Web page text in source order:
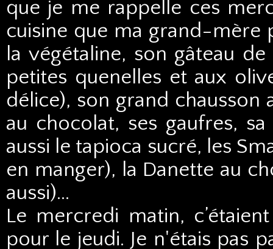
que je me rappelle ces
cuisine que ma grand-mère
la végétaline, son gâteau
petites quenelles et aux
délice), son grand chausson
au chocolat, ses gaufres,
aussi le tapioca sucré, les
en manger), la Danette au
aussi)…
Le mercredi matin,
pour le jeudi. Je n'étais pas